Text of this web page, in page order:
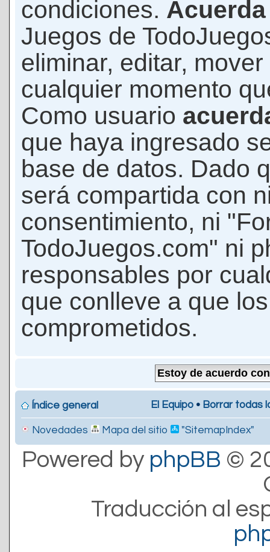
condiciones. Acuerda
Juegos de
eliminar, editar,
cualquier momento
Como usuario
que haya ingresado
base de datos. Dado
será compartida con
consentimiento, ni
TodoJuegos.com" ni
responsables por
que conlleve a que
comprometidos.
Índice general El Equipo • Borrar todas
Novedades Mapa del sitio "SitemapIndex"
Powered by phpBB ©
Traducción al